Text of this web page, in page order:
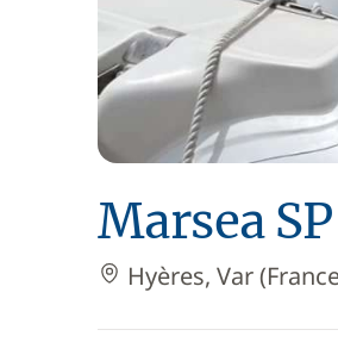
Marsea
Hyères, Var